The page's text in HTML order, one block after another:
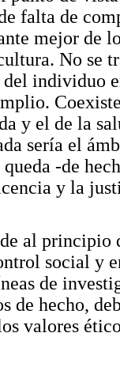
falta de
mejor de
No se
del individuo
y el de la
sería el
-de
y la
al
social y
de
de hecho,
valores